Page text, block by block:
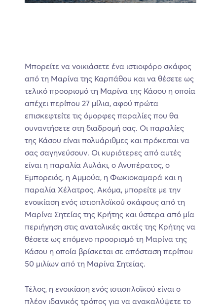
Μπορείτε να νοικιάσετε ένα ιστιοφόρο σκάφος
από τη Μαρίνα της Καρπάθου και να θέσετε ως
τελικό προορισμό τη Μαρίνα της Κάσου η οποία
απέχει περίπου 27 μίλια, αφού πρώτα
επισκεφτείτε τις όμορφες παραλίες που θα
συναντήσετε στη διαδρομή σας. Οι παραλίες
της Κάσου είναι πολυάριθμες και πρόκειται να
σας σαγηνεύσουν. Οι κυριότερες από αυτές
είναι η παραλία Αυλάκι, ο Ανυπέρατος, ο
Εμπορειός, η Αμμούα, η Φωκιοκαμαρά και η
παραλία Χέλατρος. Ακόμα, μπορείτε με την
ενοικίαση ενός ιστιοπλοϊκού σκάφους από τη
Μαρίνα Σητείας της Κρήτης και ύστερα από μία
περιήγηση στις ανατολικές ακτές της Κρήτης να
θέσετε ως επόμενο προορισμό τη Μαρίνα της
Κάσου η οποία βρίσκεται σε απόσταση περίπου
50 μιλίων από τη Μαρίνα Σητείας.
Τέλος, η ενοικίαση ενός ιστιοπλοϊκού είναι ο
πλέον ιδανικός τρόπος για να ανακαλύψετε το